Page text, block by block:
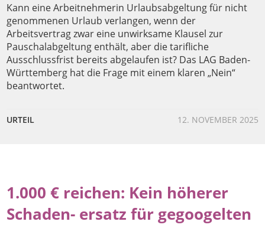
Kann eine Arbeitnehmerin Urlaubsabgeltung für nicht
genommenen Urlaub verlangen, wenn der
Arbeitsvertrag zwar eine unwirksame Klausel zur
Pauschal­abgeltung enthält, aber die tarifliche
Ausschlussfrist bereits abgelaufen ist? Das LAG Baden-
Württemberg hat die Frage mit einem klaren „Nein“
beantwortet.
URTEIL 12. NOVEMBER 2025
1.000 € reichen: Kein höherer
Schaden- ­ersatz für gegoogelten